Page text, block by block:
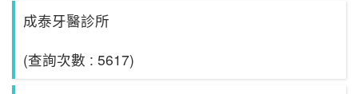
成泰牙醫診所
(查詢次數 : 5617)